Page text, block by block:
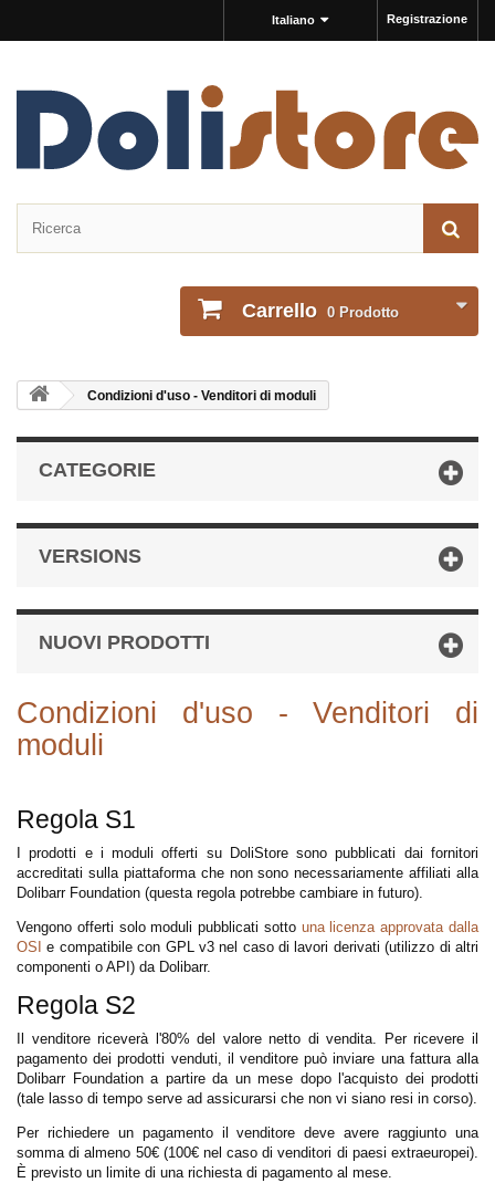
Registrazione
Italiano
Carrello 0 Prodotto
Condizioni d'uso - Venditori di moduli
CATEGORIE
VERSIONS
NUOVI PRODOTTI
Condizioni d'uso - Venditori di
moduli
Regola S1
I prodotti e i moduli offerti su DoliStore sono pubblicati dai fornitori
accreditati sulla piattaforma che non sono necessariamente affiliati alla
Dolibarr Foundation (questa regola potrebbe cambiare in futuro).
Vengono offerti solo moduli pubblicati sotto una licenza approvata dalla
OSI e compatibile con GPL v3 nel caso di lavori derivati (utilizzo di altri
componenti o API) da Dolibarr.
Regola S2
Il venditore riceverà l'80% del valore netto di vendita. Per ricevere il
pagamento dei prodotti venduti, il venditore può inviare una fattura alla
Dolibarr Foundation a partire da un mese dopo l'acquisto dei prodotti
(tale lasso di tempo serve ad assicurarsi che non vi siano resi in corso).
Per richiedere un pagamento il venditore deve avere raggiunto una
somma di almeno 50€ (100€ nel caso di venditori di paesi extraeuropei).
È previsto un limite di una richiesta di pagamento al mese.